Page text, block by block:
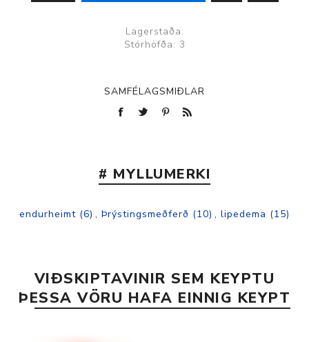
Lagerstaða:
Stórhöfða: 3
SAMFÉLAGSMIÐLAR
# MYLLUMERKI
endurheimt (6) , Þrýstingsmeðferð (10) , lipedema (15)
VIÐSKIPTAVINIR SEM KEYPTU
ÞESSA VÖRU HAFA EINNIG KEYPT